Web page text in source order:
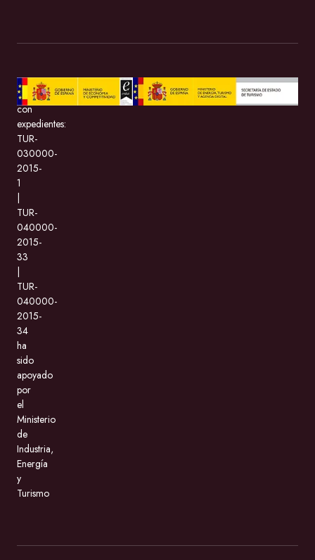
BeMate.com
con
expedientes:
TUR-
030000-
2015-
1
TUR-
040000-
2015-
33
TUR-
040000-
2015-
34
ha
sido
apoyado
por
el
Ministerio
de
Industria,
Energía
y
Turismo